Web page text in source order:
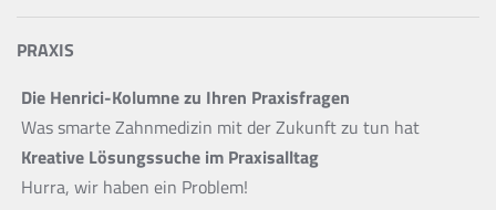
PRAXIS
Die Henrici-Kolumne zu Ihren Praxisfragen
Was smarte Zahnmedizin mit der Zukunft zu tun hat
Kreative Lösungssuche im Praxisalltag
Hurra, wir haben ein Problem!